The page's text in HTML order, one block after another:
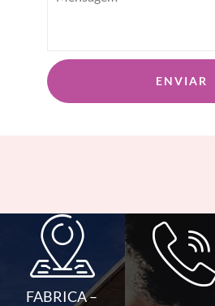
ENVIAR
FABRICA –